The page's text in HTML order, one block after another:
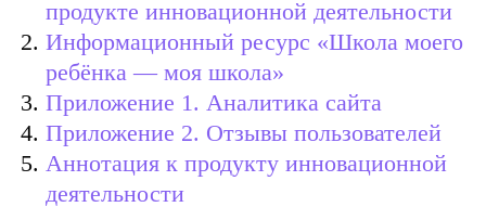
продукте инновационной деятельности
Информационный ресурс «Школа моего
ребёнка — моя школа»
Приложение 1. Аналитика сайта
Приложение 2. Отзывы пользователей
Аннотация к продукту инновационной
деятельности